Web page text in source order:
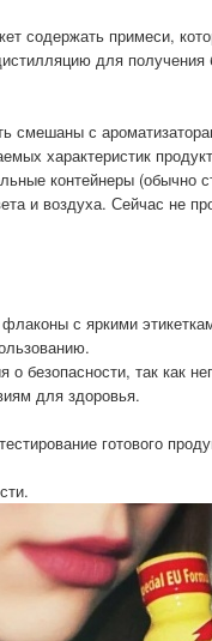
содержать примеси,
для получения
смешаны с
характеристик
контейнеры (обычно
и воздуха. Сейчас не
с яркими
безопасности, так как
для здоровья.
готового